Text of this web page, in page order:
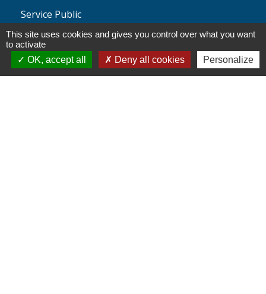
Service Public
Agence nationale des titres
sécurisés
This site uses cookies and gives you control over what you want
to activate
OK, accept all
Deny all cookies Personalize